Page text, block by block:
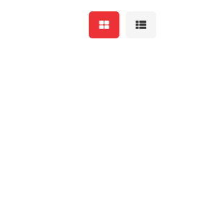
Mostrar resultados em
Mostrar